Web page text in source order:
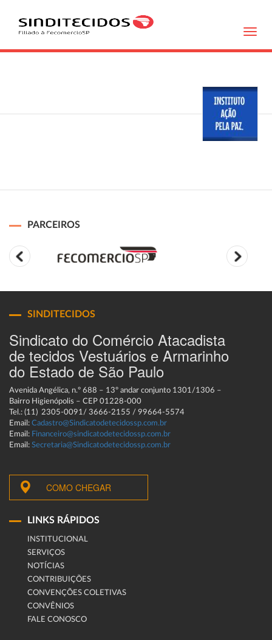
PARCEIROS
SINDITECIDOS
Sindicato do Comércio Atacadista
de tecidos Vestuários e Armarinho
do Estado de São Paulo
Avenida Angélica, n.º 688 – 13º andar conjunto 1301/1306 –
Bairro Higienópolis – CEP 01228-000
Tel.: (11) 2305-0091/ 3666-2155 / 99664-5574
Email: Cadastro@Sindicatodetecidossp.com.br
Email: Financeiro@sindicatodetecidossp.com.br
Email: Secretaria@Sindicatodetecidossp.com.br
COMO CHEGAR
LINKS RÁPIDOS
INSTITUCIONAL
SERVIÇOS
NOTÍCIAS
CONTRIBUIÇÕES
CONVENÇÕES COLETIVAS
CONVÊNIOS
FALE CONOSCO